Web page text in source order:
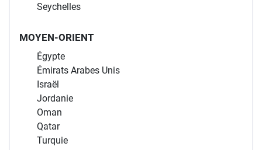
Seychelles
MOYEN-ORIENT
Égypte
Émirats Arabes Unis
Israël
Jordanie
Oman
Qatar
Turquie